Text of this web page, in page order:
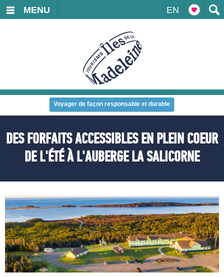
EN
MENU
Voyager de façon responsable et durable
DES FORFAITS ACCESSIBLES EN PLEIN COEUR
DE L'ÉTÉ À L'AUBERGE LA SALICORNE